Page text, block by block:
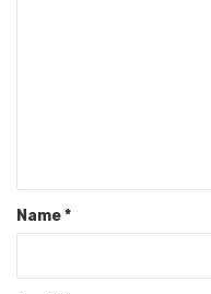
Name*